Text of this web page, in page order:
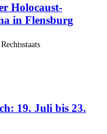
Holocaust-
in Flensburg
19. Juli bis 23.